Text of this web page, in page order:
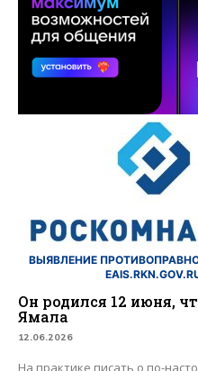
ВЫЯВЛЕНИЕ
Он родился 12 июня,
Ямала
12.06.2026
На практике писать о по-